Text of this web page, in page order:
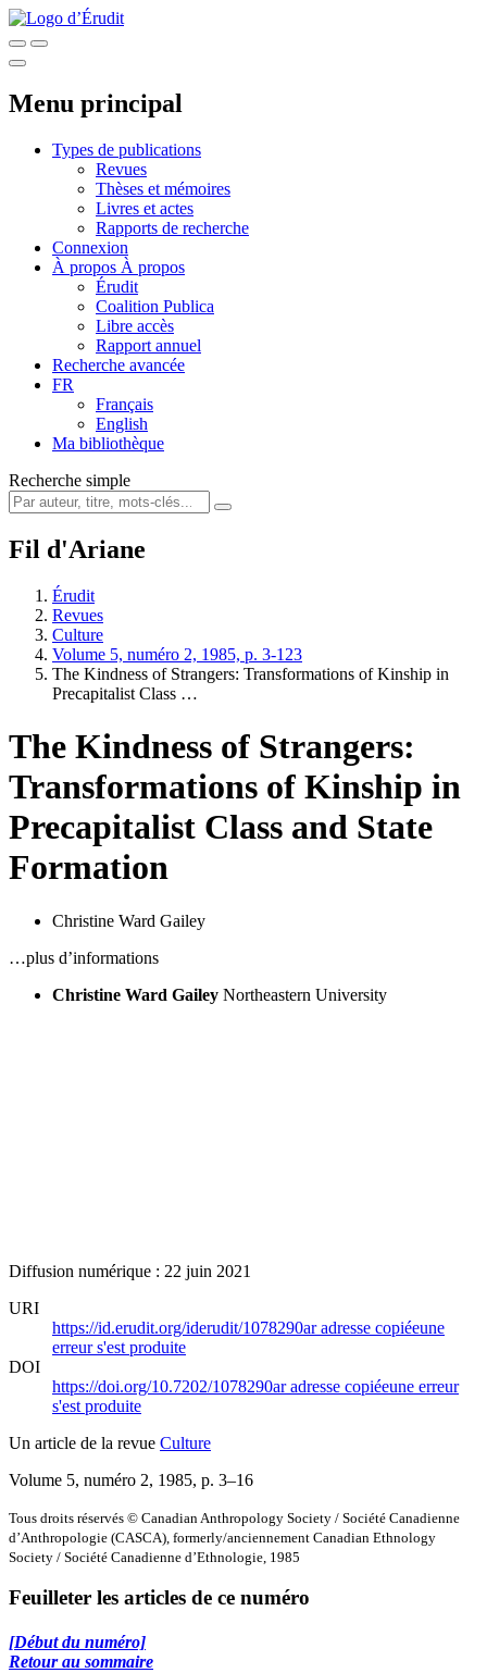
Menu principal
Types de publications
Revues
Thèses et mémoires
Livres et actes
Rapports de recherche
Connexion
À propos À propos
Érudit
Coalition Publica
Libre accès
Rapport annuel
Recherche avancée
FR
Français
English
Ma bibliothèque
Recherche simple
Fil d'Ariane
Érudit
Revues
Culture
Volume 5, numéro 2, 1985, p. 3-123
The Kindness of Strangers: Transformations of Kinship in
Precapitalist Class …
The Kindness of Strangers:
Transformations of Kinship in
Precapitalist Class and State
Formation
Christine Ward Gailey
…plus d’informations
Christine Ward Gailey Northeastern University
Diffusion numérique : 22 juin 2021
URI
https://id.erudit.org/iderudit/1078290aradresse copiéeune
erreur s'est produite
DOI
https://doi.org/10.7202/1078290aradresse copiéeune erreur
s'est produite
Un article de la revue Culture
Volume 5, numéro 2, 1985, p. 3–16
Tous droits réservés © Canadian Anthropology Society / Société Canadienne
d’Anthropologie (CASCA), formerly/anciennement Canadian Ethnology
Society / Société Canadienne d’Ethnologie, 1985
Feuilleter les articles de ce numéro
[Début du numéro]
Retour au sommaire